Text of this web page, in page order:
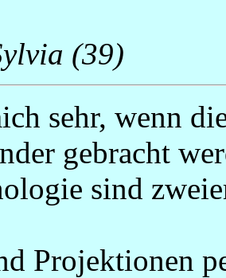
(39)
sehr, wenn
gebracht
sind
Projektionen